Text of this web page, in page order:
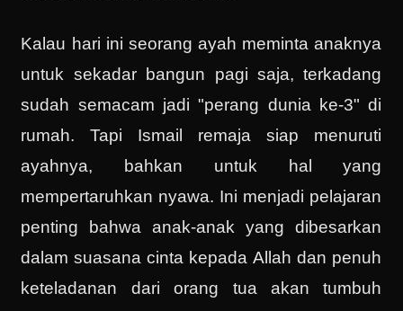
Kalau hari ini seorang ayah meminta anaknya
untuk sekadar bangun pagi saja, terkadang
sudah semacam jadi "perang dunia ke-3" di
rumah. Tapi Ismail remaja siap menuruti
ayahnya, bahkan untuk hal yang
mempertaruhkan nyawa. Ini menjadi pelajaran
penting bahwa anak-anak yang dibesarkan
dalam suasana cinta kepada Allah dan penuh
keteladanan dari orang tua akan tumbuh